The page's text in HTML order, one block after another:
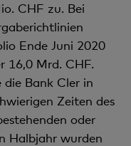
CHF zu. Bei
Ende Juni 2020
16,0 Mrd. CHF.
Bank Cler in
Zeiten des
oder
Halbjahr wurden